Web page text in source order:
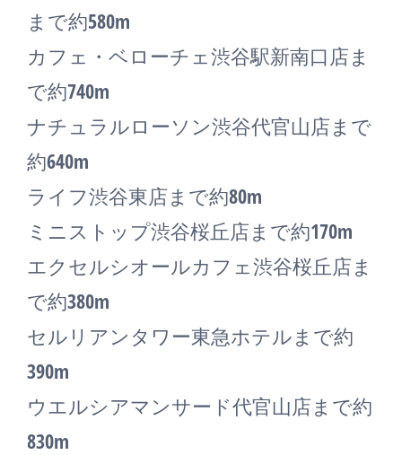
まで約580m
カフェ・ベローチェ渋谷駅新南口店ま
で約740m
ナチュラルローソン渋谷代官山店まで
約640m
ライフ渋谷東店まで約80m
ミニストップ渋谷桜丘店まで約170m
エクセルシオールカフェ渋谷桜丘店ま
で約380m
セルリアンタワー東急ホテルまで約
390m
ウエルシアマンサード代官山店まで約
830m